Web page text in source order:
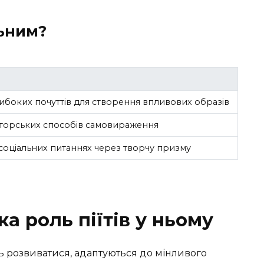
почуттів для створення впливових образів
способів самовираження
питаннях через творчу призму
роль піїтів у ньому
адаптуються до мінливого